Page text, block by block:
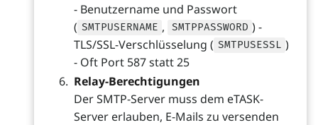
- Benutzername und Passwort
( SMTPUSERNAME , SMTPPASSWORD ) -
TLS/SSL-Verschlüsselung ( SMTPUSESSL )
- Oft Port 587 statt 25
Relay-Berechtigungen
Der SMTP-Server muss dem eTASK-
Server erlauben, E-Mails zu versenden